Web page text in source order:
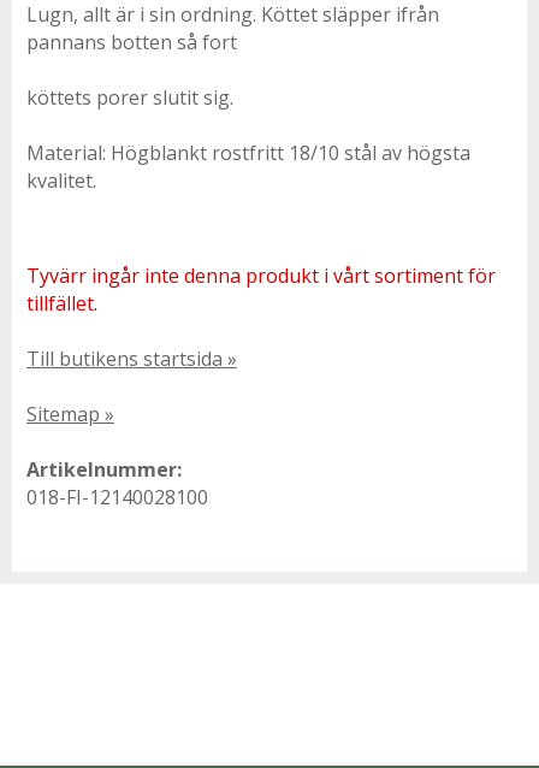
Lugn, allt är i sin ordning. Köttet släpper ifrån
pannans botten så fort
köttets porer slutit sig.
Material: Högblankt rostfritt 18/10 stål av högsta
kvalitet.
Tyvärr ingår inte denna produkt i vårt sortiment för
tillfället.
Till butikens startsida »
Sitemap »
Artikelnummer:
018-FI-12140028100